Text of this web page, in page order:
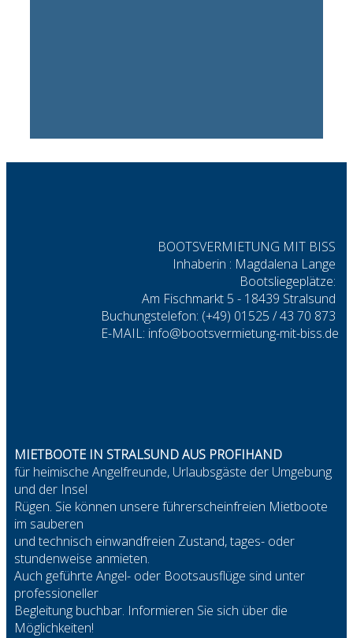
BOOTSVERMIETUNG MIT BISS
Inhaberin : Magdalena Lange
Bootsliegeplätze:
Am Fischmarkt 5 - 18439 Stralsund
Buchungstelefon: (+49) 01525 / 43 70 873
E-MAIL: info@bootsvermietung-mit-biss.de
MIETBOOTE IN STRALSUND AUS PROFIHAND
für heimische Angelfreunde, Urlaubsgäste der Umgebung
und der Insel
Rügen. Sie können unsere führerscheinfreien Mietboote
im sauberen
und technisch einwandfreien Zustand, tages- oder
stundenweise anmieten.
Auch geführte Angel- oder Bootsausflüge sind unter
professioneller
Begleitung buchbar. Informieren Sie sich über die
Möglichkeiten!